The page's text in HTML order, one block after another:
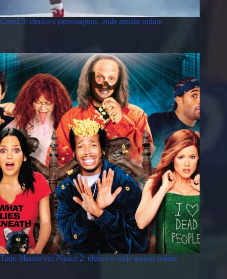
Creed 3: elenco e personagens, onde assistir online
Todo Mundo em Pânico 2: elenco e onde assistir online